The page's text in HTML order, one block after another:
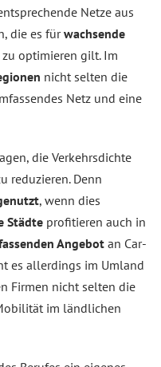
Netze aus
die es fürwachsende
optimieren gilt. Im
nicht selten die
Netz und eine
die Verkehrsdichte
reduzieren. Denn
, wenn dies
Städte profitieren auch in
Angebotan Car-
es allerdings im Umland
Firmen nicht selten die
im ländlichen